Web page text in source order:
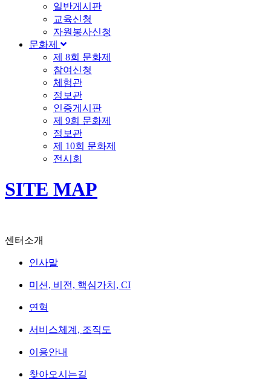
일반게시판
교육신청
자원봉사신청
문화제
제 8회 문화제
참여신청
체험관
정보관
인증게시판
제 9회 문화제
정보관
제 10회 문화제
전시회
SITE MAP
센터소개
인사말
미션, 비전, 핵심가치, CI
연혁
서비스체계, 조직도
이용안내
찾아오시는길